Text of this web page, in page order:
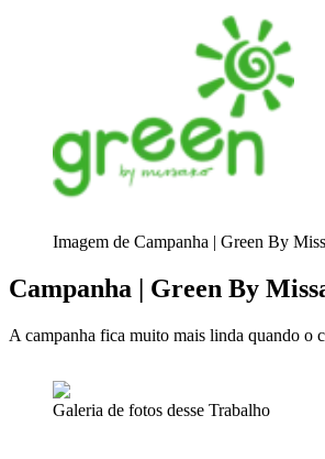
Imagem de Campanha | Green By
Campanha | Green By
A campanha fica muito mais linda quando o
Galeria de fotos desse Trabalho